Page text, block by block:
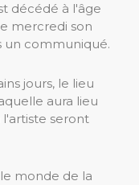
décédé à l'âge
mercredi son
un communiqué.
jours, le lieu
aura lieu
seront
monde de la